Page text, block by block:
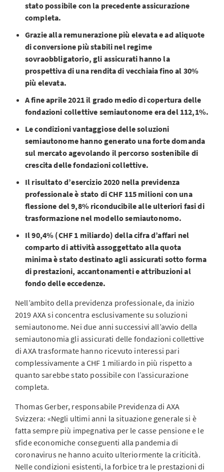
stato possibile con la precedente assicurazione
completa.
Grazie alla remunerazione più elevata e ad aliquote
di conversione più stabili nel regime
sovraobbligatorio, gli assicurati hanno la
prospettiva di una rendita di vecchiaia fino al 30%
più elevata.
A fine aprile 2021 il grado medio di copertura delle
fondazioni collettive semiautonome era del 112,1%.
Le condizioni vantaggiose delle soluzioni
semiautonome hanno generato una forte domanda
sul mercato agevolando il percorso sostenibile di
crescita delle fondazioni collettive.
Il risultato d’esercizio 2020 nella previdenza
professionale è stato di CHF 115 milioni con una
flessione del 9,8% riconducibile alle ulteriori fasi di
trasformazione nel modello semiautonomo.
Il 90,4% (CHF 1 miliardo) della cifra d’affari nel
comparto di attività assoggettato alla quota
minima è stato destinato agli assicurati sotto forma
di prestazioni, accantonamenti e attribuzioni al
fondo delle eccedenze.
Nell’ambito della previdenza professionale, da inizio
2019 AXA si concentra esclusivamente su soluzioni
semiautonome. Nei due anni successivi all’avvio della
semiautonomia gli assicurati delle fondazioni collettive
di AXA trasformate hanno ricevuto interessi pari
complessivamente a CHF 1 miliardo in più rispetto a
quanto sarebbe stato possibile con l’assicurazione
completa.
Thomas Gerber, responsabile Previdenza di AXA
Svizzera: «Negli ultimi anni la situazione generale si è
fatta sempre più impegnativa per le casse pensione e le
sfide economiche conseguenti alla pandemia di
coronavirus ne hanno acuito ulteriormente la criticità.
Nelle condizioni esistenti, la forbice tra le prestazioni di